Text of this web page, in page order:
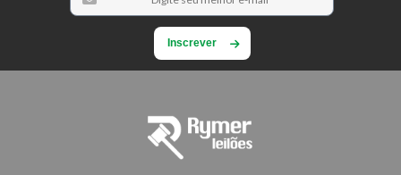
Inscrever